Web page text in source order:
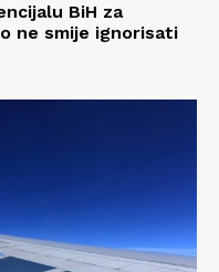
BiH za
ne smije ignorisati